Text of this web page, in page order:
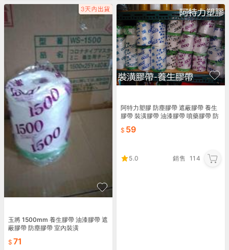
玉將 1500mm 養生膠帶 油漆膠帶 遮
蔽膠帶 防塵膠帶 室內裝潢
71
阿特力塑膠 防塵膠帶 遮蔽膠帶 養生
膠帶 裝潢膠帶 油漆膠帶 噴藥膠帶 防
59
5.0 銷售 114